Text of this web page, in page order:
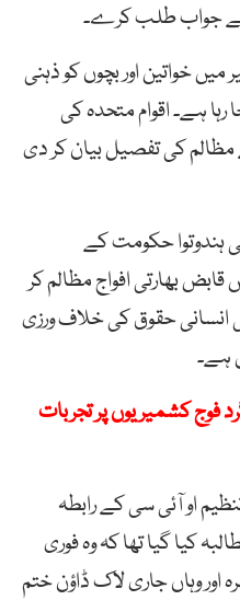
سے جواب طلب کرے۔
خواتین اور بچوں کو ذہنی
رہا ہے۔ اقوام متحدہ کی
مظالم کی تفصیل بیان کر دی
ہندوتوا حکومت کے
بھارتی افواج مظالم کر
حقوق کی خلاف ورزی
ہے۔
فوج کشمیریوں پر تجربات
او آئی سی کے رابطہ
کیا گیا تھا کہ وہ فوری
وہاں جاری لاک ڈاؤن ختم